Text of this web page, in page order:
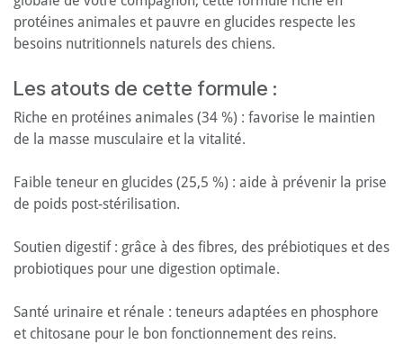
protéines animales et pauvre en glucides respecte les
besoins nutritionnels naturels des chiens.
Les atouts de cette formule :
Riche en protéines animales (34 %) : favorise le maintien
de la masse musculaire et la vitalité.
Faible teneur en glucides (25,5 %) : aide à prévenir la prise
de poids post-stérilisation.
Soutien digestif : grâce à des fibres, des prébiotiques et des
probiotiques pour une digestion optimale.
Santé urinaire et rénale : teneurs adaptées en phosphore
et chitosane pour le bon fonctionnement des reins.